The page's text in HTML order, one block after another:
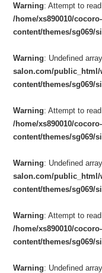
Warning: Attempt to
/home/xs890010/
content/themes/sg069/
Warning: Undefined
salon.com/public_html/
content/themes/sg069/
Warning: Attempt to
/home/xs890010/
content/themes/sg069/
Warning: Undefined
salon.com/public_html/
content/themes/sg069/
Warning: Attempt to
/home/xs890010/
content/themes/sg069/
Warning: Undefined